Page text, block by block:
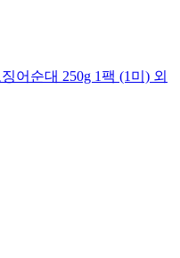
어순대 250g 1팩 (1미) 외